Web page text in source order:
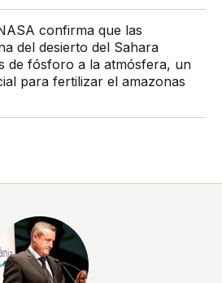
confirma que las
del desierto del Sahara
de fósforo a la atmósfera, un
para fertilizar el amazonas